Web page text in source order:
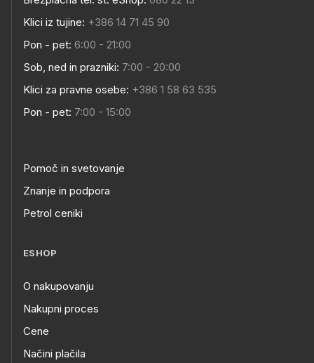
Klici iz tujine: +386 14 71 45 90
Pon - pet: 6:00 - 21:00
Sob, ned in prazniki: 7:00 - 20:00
Klici za pravne osebe: +386 1 58 63 535
Pon - pet: 7:00 - 15:00
Pomoč in svetovanje
Znanje in podpora
Petrol ceniki
ESHOP
O nakupovanju
Nakupni proces
Cene
Načini plačila